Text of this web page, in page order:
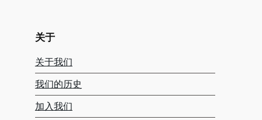
关于
关于我们
我们的历史
加入我们